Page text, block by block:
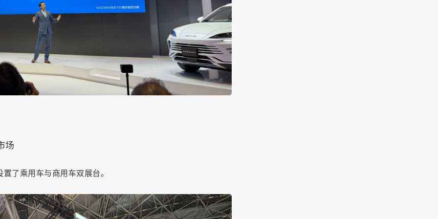
场
了乘用车与商用车双展台。